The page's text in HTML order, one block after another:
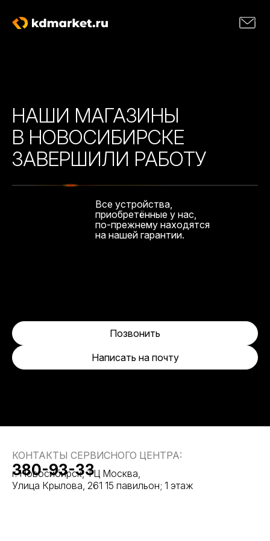
НАШИ МАГАЗИНЫ
В НОВОСИБИРСКЕ
ЗАВЕРШИЛИ РАБОТУ
Все устройства,
приобретённые у нас,
по-прежнему находятся
на нашей гарантии.
Написать на почту
Позвонить
КОНТАКТЫ СЕРВИСНОГО ЦЕНТРА:
г. Новосибирск, ТЦ Москва,
Улица Крылова, 261 15 павильон; 1 этаж
380-93-33